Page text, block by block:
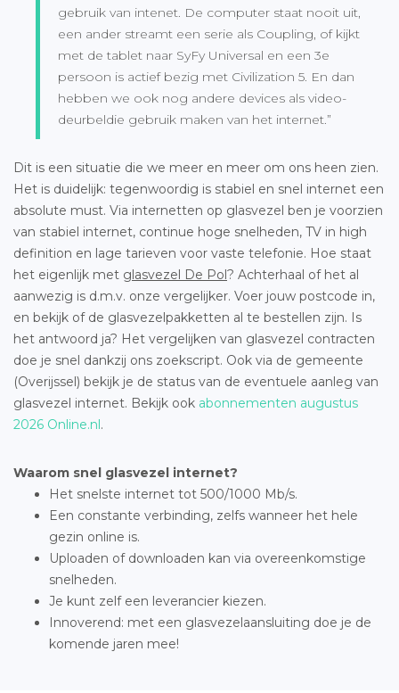
gebruik van intenet. De computer staat nooit uit,
een ander streamt een serie als Coupling, of kijkt
met de tablet naar SyFy Universal en een 3e
persoon is actief bezig met Civilization 5. En dan
hebben we ook nog andere devices als video-
deurbeldie gebruik maken van het internet.”
Dit is een situatie die we meer en meer om ons heen zien.
Het is duidelijk: tegenwoordig is stabiel en snel internet een
absolute must. Via internetten op glasvezel ben je voorzien
van stabiel internet, continue hoge snelheden, TV in high
definition en lage tarieven voor vaste telefonie. Hoe staat
het eigenlijk met glasvezel De Pol? Achterhaal of het al
aanwezig is d.m.v. onze vergelijker. Voer jouw postcode in,
en bekijk of de glasvezelpakketten al te bestellen zijn. Is
het antwoord ja? Het vergelijken van glasvezel contracten
doe je snel dankzij ons zoekscript. Ook via de gemeente
(Overijssel) bekijk je de status van de eventuele aanleg van
glasvezel internet. Bekijk ook abonnementen augustus
2026 Online.nl.
Waarom snel glasvezel internet?
Het snelste internet tot 500/1000 Mb/s.
Een constante verbinding, zelfs wanneer het hele
gezin online is.
Uploaden of downloaden kan via overeenkomstige
snelheden.
Je kunt zelf een leverancier kiezen.
Innoverend: met een glasvezelaansluiting doe je de
komende jaren mee!